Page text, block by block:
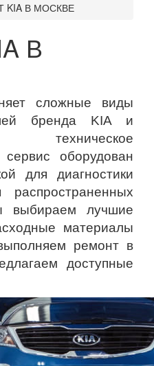
KIA В МОСКВЕ
В
сложные виды
бренда KIA и
техническое
оборудован
для диагностики
выбираем лучшие
материалы
ремонт в
доступные